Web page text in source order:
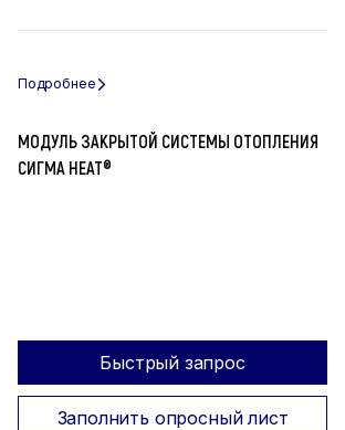
МОДУЛЬ ЗАКРЫТОЙ СИСТЕМЫ ОТОПЛЕНИЯ
СИГМА HEAT®
Быстрый запрос
Заполнить опросный лист